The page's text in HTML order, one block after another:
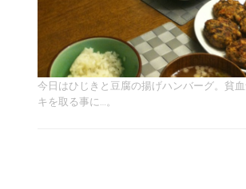
今日はひじきと豆腐の揚げハンバーグ。貧
キを取る事に…。